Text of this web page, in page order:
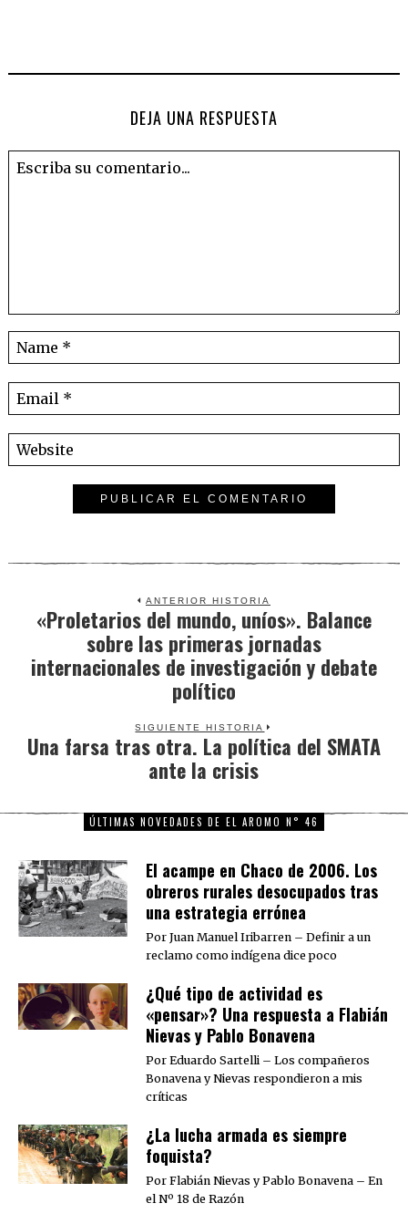
DEJA UNA RESPUESTA
ANTERIOR HISTORIA
Previous
post:
«Proletarios del mundo, uníos». Balance
sobre las primeras jornadas
internacionales de investigación y debate
político
SIGUIENTE HISTORIA
Next
post:
Una farsa tras otra. La política del SMATA
ante la crisis
ÚLTIMAS NOVEDADES DE EL AROMO N° 46
El acampe en Chaco de 2006. Los
obreros rurales desocupados tras
una estrategia errónea
Por Juan Manuel Iribarren – Definir a un
reclamo como indígena dice poco
¿Qué tipo de actividad es
«pensar»? Una respuesta a Flabián
Nievas y Pablo Bonavena
Por Eduardo Sartelli – Los compañeros
Bonavena y Nievas respondieron a mis
críticas
¿La lucha armada es siempre
foquista?
Por Flabián Nievas y Pablo Bonavena – En
el Nº 18 de Razón